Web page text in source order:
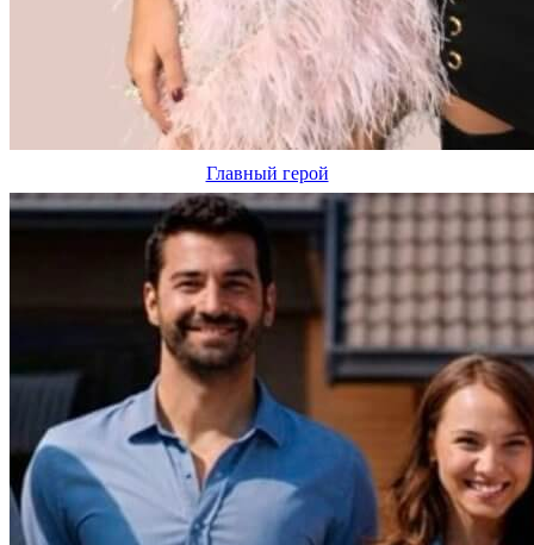
Главный герой